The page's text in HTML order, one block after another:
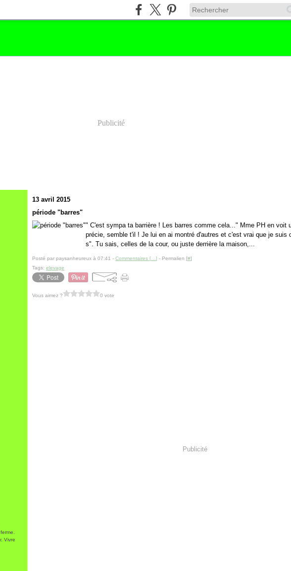
Publicité
Vivre
13 avril 2015
période "barres"
" C'est sympa ta barrière ! Les barres comme cela..." Mme PH en voit
précie, semble t'il ! Je lui en ai montré d'autres et c'est vrai que je suis
s". Tu sais, celles de la cour, ou juste derrière la maison,...
Posté par paysanheureux à 07:41 - Commentaires [ ] - Permalien [#]
Tags: elevage
Vous aimez ? 0 vote
Publicité